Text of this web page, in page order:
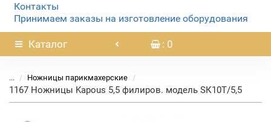
Контакты
Принимаем заказы на изготовление оборудования
Каталог : 0
... Ножницы парикмахерские
1167 Ножницы Kapous 5,5 филиров. модель SК10Т/5,5